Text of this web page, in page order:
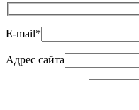
E-mail*
Адрес сайта